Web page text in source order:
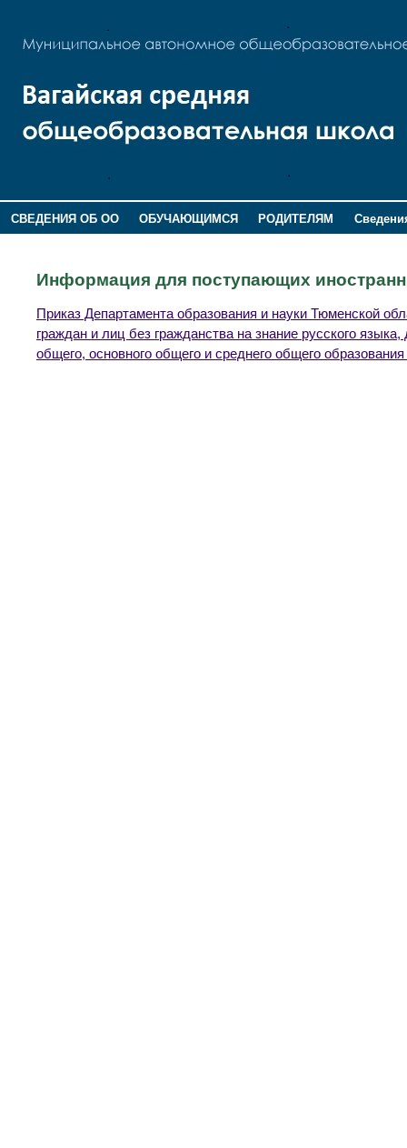
СВЕДЕНИЯ ОБ ОО ОБУЧАЮЩИМСЯ РОДИТЕЛЯМ
Информация для поступающих
Приказ Департамента образования и науки Тюменской
граждан и лиц без гражданства на знание русского
общего, основного общего и среднего общего